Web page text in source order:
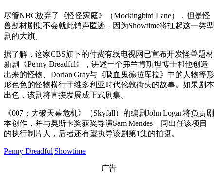
尽管NBC放弃了《怪怪家庭》（Mockingbird Lane），但是怪
兽题材剧集不会就此销声匿迹，因为Showtime将扛起这一类型
剧的大旗。
据了解，这家CBS旗下的付费有线电视网已宣布开发怪兽题材
新剧《Penny Dreadful》，讲述一个弗兰肯斯坦博士和他创造
出来的怪物、Dorian Gray与《吸血鬼德拉库拉》中的人物等形
形色色的怪物横行于维多利亚时代伦敦街头的故事。如果剧本
出色，该剧将直接发展成正式剧集。
《007：大破天幕危机》（Skyfall）的编剧John Logan将负责剧
本创作，并与奥斯卡奖获奖导演Sam Mendes一同出任该项目
的执行制片人，后者还有望执导该剧第1集的拍摄。
Penny Dreadful Showtime
广告